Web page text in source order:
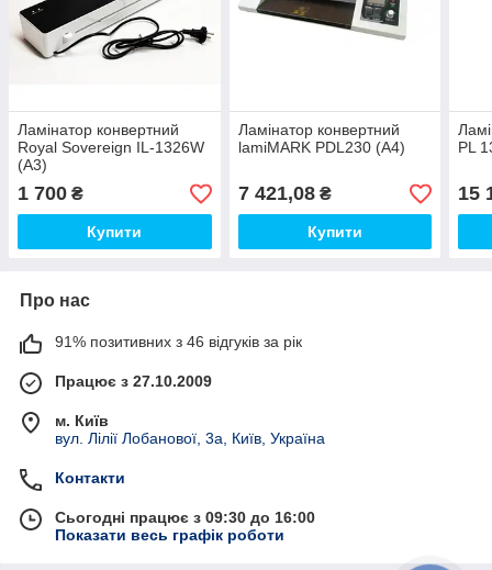
Ламінатор конвертний
Royal Sovereign IL-1326W
(А3)
1 700 ₴
Купити
Ламінатор конвертний
lamiMARK PDL230 (А4)
7 421,08₴
Купити
PL
15
Про нас
91% позитивних з 46 відгуків за рік
Працює з 27.10.2009
м. Київ
вул. Лілії Лобанової, 3а, Київ, Україна
Контакти
Сьогодні працює з 09:30 до 16:00
Показати весь графік роботи